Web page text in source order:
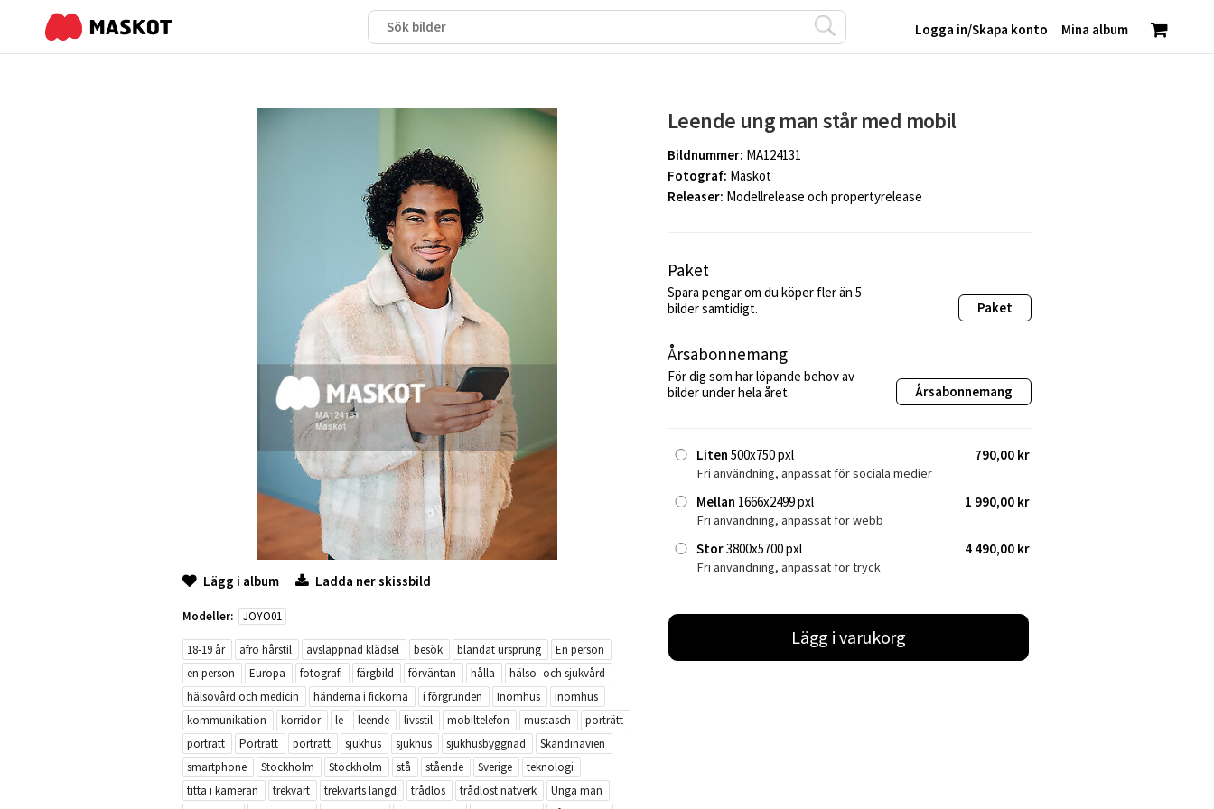
Mina album
Logga in/Skapa konto
Lägg i album Ladda ner skissbild
Modeller: JOYO01
18-19 år afro hårstil avslappnad klädsel besök blandat ursprung
En person
en person
Europa fotografi färgbild förväntan hålla
hälso- och sjukvård
hälsovård och medicin
händerna i fickorna i förgrunden Inomhus
inomhus
kommunikation
korridor le leende livsstil mobiltelefon mustasch
porträtt
porträtt
Porträtt porträtt sjukhus sjukhus sjukhusbyggnad
Skandinavien
smartphone
Stockholm Stockholm stå stående Sverige
teknologi
titta i kameran
trekvart trekvarts längd trådlös trådlöst nätverk
Unga män
Leende ung man står med mobil
Bildnummer: MA124131
Fotograf: Maskot
Releaser: Modellrelease och propertyrelease
Paket
Spara pengar om du köper fler än 5
bilder samtidigt.
Paket
Årsabonnemang
För dig som har löpande behov av
bilder under hela året.
Årsabonnemang
Liten 500x750 pxl 790,00 kr
Fri användning, anpassat för sociala medier
Mellan 1666x2499 pxl 1 990,00 kr
Fri användning, anpassat för webb
Stor3800x5700 pxl 4 490,00 kr
Fri användning, anpassat för tryck
Lägg i varukorg